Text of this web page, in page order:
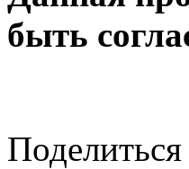
быть